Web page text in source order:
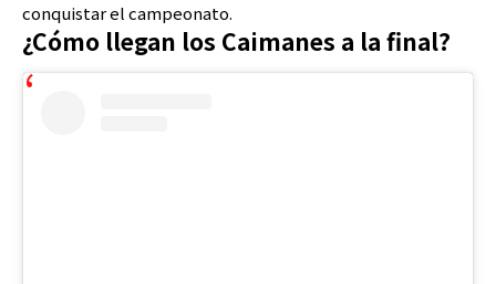
conquistar el campeonato.
¿Cómo llegan los Caimanes a la final?